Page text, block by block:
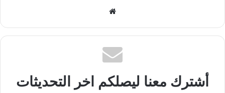
أشترك معنا ليصلكم اخر التحديثات